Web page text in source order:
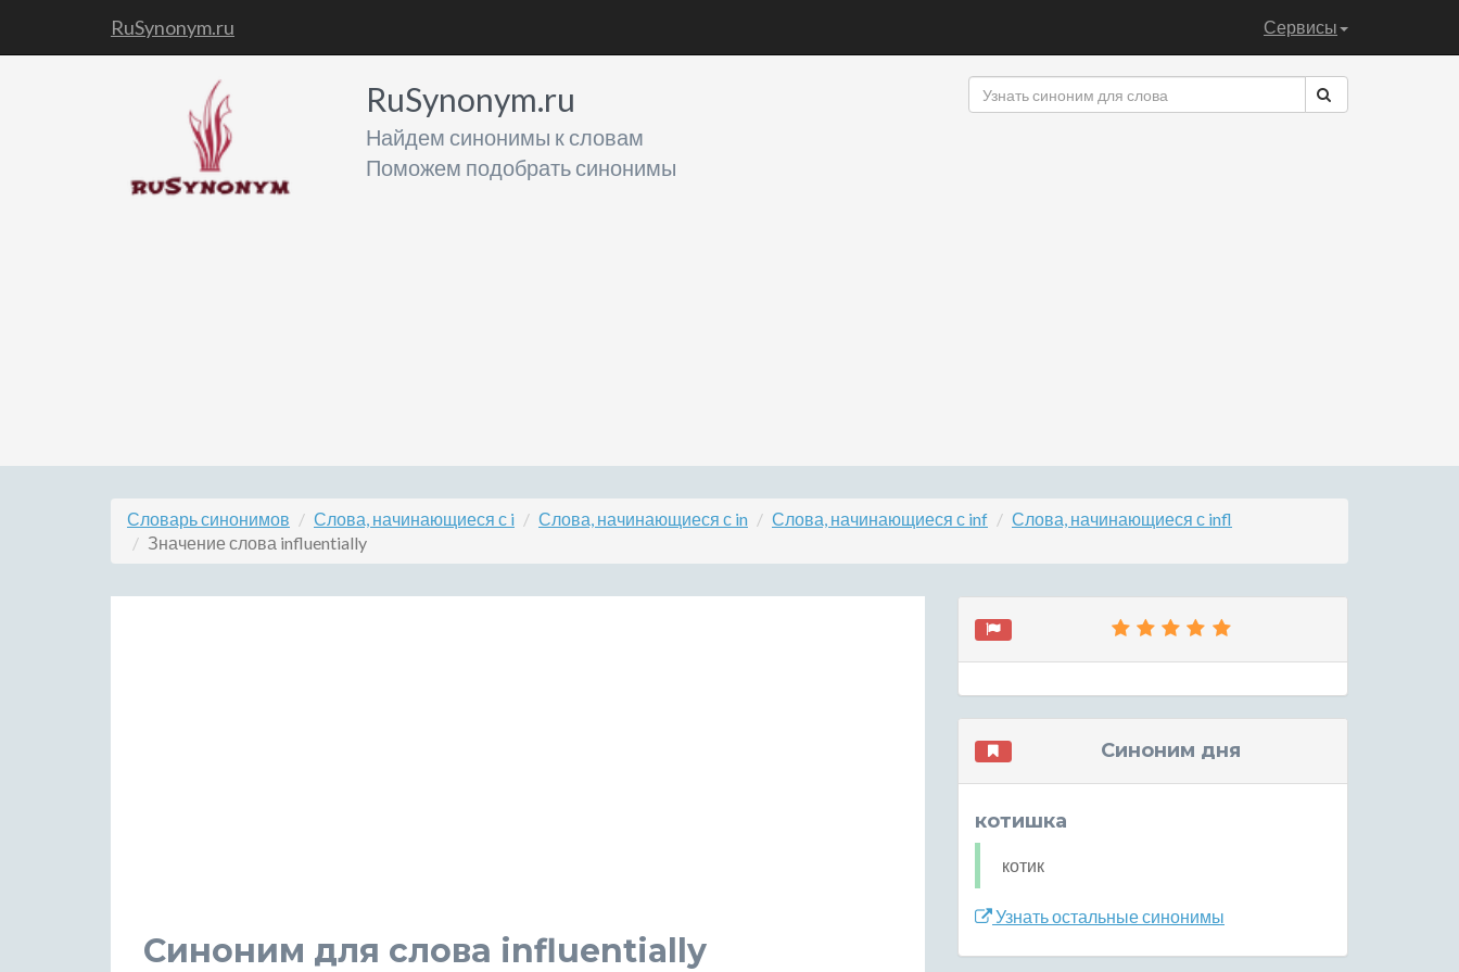
RuSynonym.ru Сервисы
RuSynonym.ru
Найдем синонимы к словам
Поможем подобрать синонимы
Словарь синонимов Слова, начинающиеся с i Слова, начинающиеся с in Слова, начинающиеся с inf
Слова, начинающиеся с infl
Значение слова influentially
Синоним для слова influentially
Синоним дня
котишка
котик
Узнать остальные синонимы